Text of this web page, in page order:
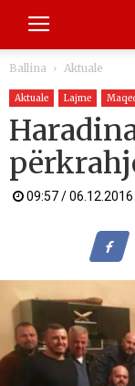
Ballina Aktuale
Aktuale Lajme
09:57 / 06.12.2016